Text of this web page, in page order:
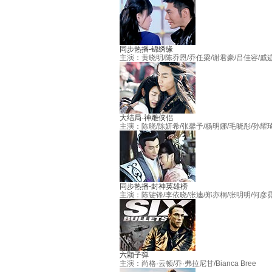
同步热播-锦绣缘
主演：黄晓明/陈乔恩/乔任梁/谢君豪/吕佳容/戚
大结局-神雕侠侣
主演：陈晓/陈妍希/张馨予/杨明娜/毛晓彤/孙耀
同步热播-封神英雄榜
主演：陈键锋/李依晓/张迪/郑亦桐/张明明/何彦
六颗子弹
主演：尚格·云顿/乔·弗拉尼甘/Bianca Bree